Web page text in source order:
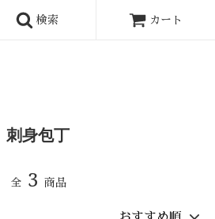
検索 カート
刺身包丁
全 3 商品